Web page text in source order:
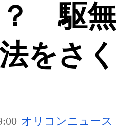
？ 駆無
をさく
オリコンニュース